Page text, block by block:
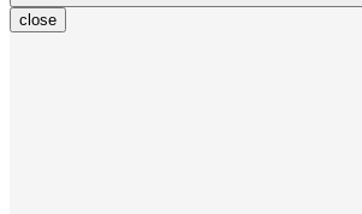
close